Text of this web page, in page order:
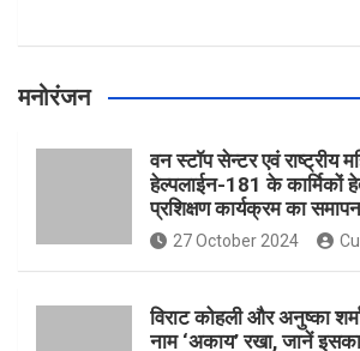
मनोरंजन
वन स्टॉप सेन्टर एवं राष्ट्रीय
हेल्पलाईन-181 के कार्मिकों
प्रशिक्षण कार्यक्रम का समापन
27 October 2024
विराट कोहली और अनुष्का
नाम ‘अकाय’ रखा, जानें